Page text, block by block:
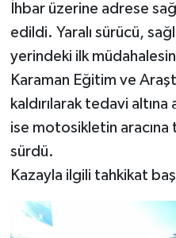
İhbar üzerine adrese
edildi. Yaralı sürücü,
yerindeki ilk
Karaman Eğitim ve
kaldırılarak tedavi
ise motosikletin
sürdü.
Kazayla ilgili tahkikat